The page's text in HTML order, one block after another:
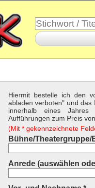
Hiermit bestelle ich den
abladen verboten" und das
innerhalb eines
Aufführungen zum Preis
(Mit * gekennzeichnete
Bühne/
Anrede (auswählen